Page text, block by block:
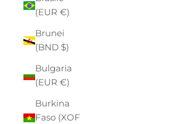
(EUR €)
Brunei
(BND $)
Bulgaria
(EUR €)
Burkina
Faso (XOF